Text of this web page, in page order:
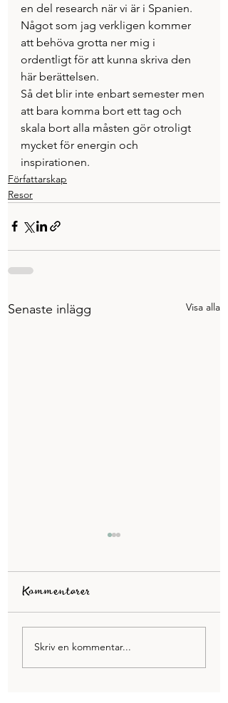
en del research när vi är i Spanien.
Något som jag verkligen kommer
att behöva grotta ner mig i
ordentligt för att kunna skriva den
här berättelsen.
Så det blir inte enbart semester men
att bara komma bort ett tag och
skala bort alla måsten gör otroligt
mycket för energin och
inspirationen.
Författarskap
Resor
Senaste inlägg Visa alla
Inspiration i Torekov
Kommentarer
Skriv en kommentar...